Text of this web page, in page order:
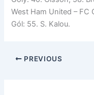
West Ham United – FC
Gól: 55. S. Kalou.
PREVIOUS